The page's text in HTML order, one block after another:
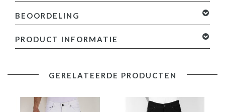
BEOORDELING
toevoegen
PRODUCT INFORMATIE
- Zwarte Gescheurde Jeans Heren - Slim Fit
- Artikelcode: MM103
GERELATEERDE PRODUCTEN